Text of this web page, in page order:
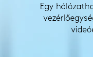
Egy